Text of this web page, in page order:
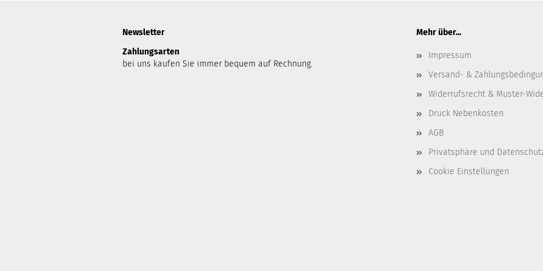
Newsletter
Zahlungsarten
bei uns kaufen Sie immer bequem auf Rechnung.
Mehr über...
Impressum
Versand- &
Widerrufsrecht & Muster-
Druck Nebenkosten
AGB
Privatsphäre und
Cookie Einstellungen